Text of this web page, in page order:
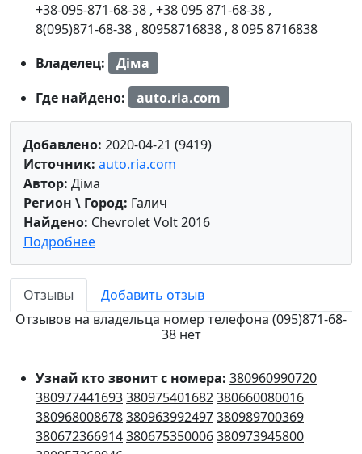
+38-095-871-68-38 , +38 095 871-68-38 ,
8(095)871-68-38 , 80958716838 , 8 095 8716838
Владелец:
Діма
Где найдено:
auto.ria.com
Добавлено: 2020-04-21 (9419)
Источник: auto.ria.com
Автор: Діма
Регион \ Город: Галич
Найдено: Chevrolet Volt 2016
Подробнее
Отзывы
Добавить отзыв
Отзывов на владельца номер телефона (095)871-68-
38 нет
Узнай кто звонит с номера: 380960990720
380977441693380975401682380660080016
380968008678380963992497380989700369
380672366914380675350006380973945800